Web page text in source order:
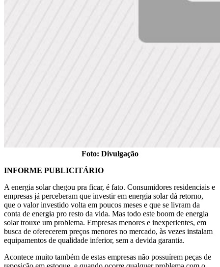
Foto: Divulgação
INFORME PUBLICITÁRIO
A energia solar chegou pra ficar, é fato. Consumidores residenciais e
empresas já perceberam que investir em energia solar dá retorno,
que o valor investido volta em poucos meses e que se livram da
conta de energia pro resto da vida. Mas todo este boom de energia
solar trouxe um problema. Empresas menores e inexperientes, em
busca de oferecerem preços menores no mercado, às vezes instalam
equipamentos de qualidade inferior, sem a devida garantia.
Acontece muito também de estas empresas não possuírem peças de